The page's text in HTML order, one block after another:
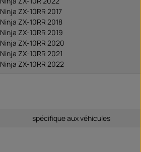
Ninja ZX-10RR 2017
Ninja ZX-10RR 2018
Ninja ZX-10RR 2019
Ninja ZX-10RR 2020
Ninja ZX-10RR 2021
Ninja ZX-10RR 2022
spécifique aux véhicules